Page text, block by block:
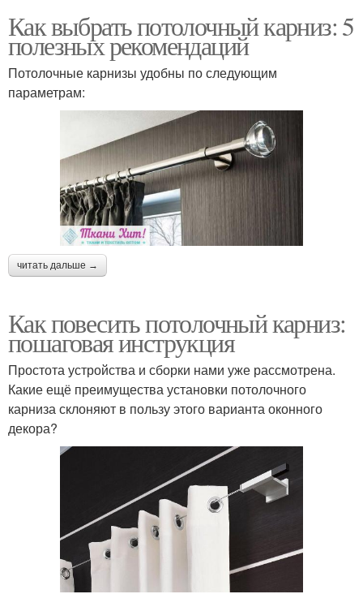
Как выбрать потолочный карниз: 5
полезных рекомендаций
Потолочные карнизы удобны по следующим
параметрам:
читать дальше →
Как повесить потолочный карниз:
пошаговая инструкция
Простота устройства и сборки нами уже рассмотрена.
Какие ещё преимущества установки потолочного
карниза склоняют в пользу этого варианта оконного
декора?